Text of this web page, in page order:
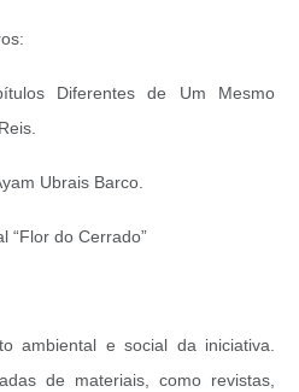
Diferentes de Um Mesmo
Ubrais Barco.
“Flor do Cerrado”
ambiental e social da iniciativa.
de materiais, como revistas,